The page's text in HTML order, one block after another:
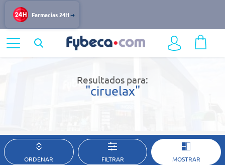
Farmacias 24H
Resultados de búsqueda
Resultados para:
"ciruelax"
ORDENAR FILTRAR MOSTRAR